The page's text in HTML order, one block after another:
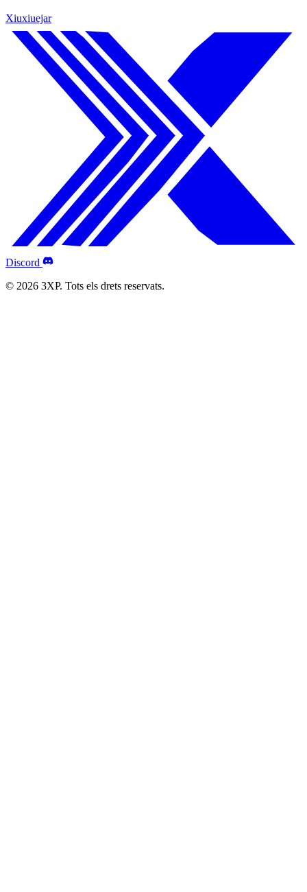
Xiuxiuejar
Discord
© 2026 3XP. Tots els drets reservats.